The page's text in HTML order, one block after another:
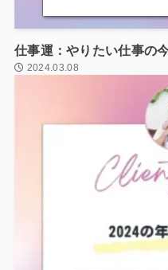
仕事運：やりたい仕事の
2024.03.08